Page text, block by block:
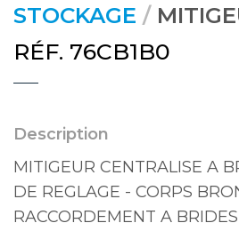
STOCKAGE /
RÉF. 76CB1B0
Description
MITIGEUR CENTRALISE A
DE REGLAGE - CORPS
RACCORDEMENT A